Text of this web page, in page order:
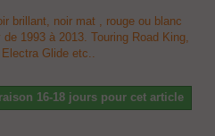
brillant, noir mat , rouge ou blanc
1993 à 2013. Touring Road King,
Glide etc..
16-18 jours pour cet article